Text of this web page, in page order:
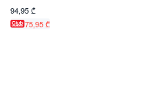
94,95 ₾
75,95 ₾